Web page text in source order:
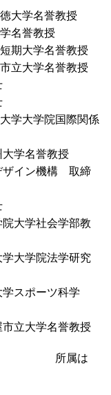
名誉教授
誉教授
学名誉教授
学名誉教授
大学院国際関係
名誉教授
ン機構 取締
学社会学部教
学院法学研究
ポーツ科学
学名誉教授